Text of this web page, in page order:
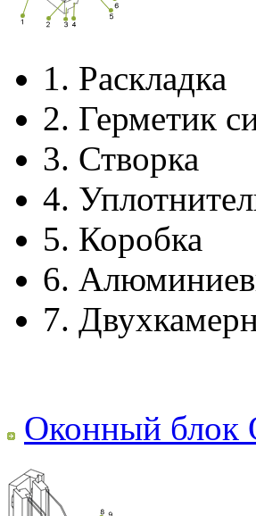
1. Раскладка
2. Герметик
3. Створка
4.
5. Коробка
6.
7.
Оконный